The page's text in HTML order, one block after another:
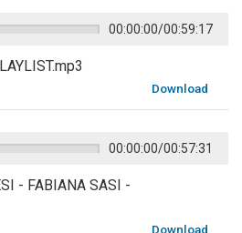
00:00:00/00:59:17
Download
00:00:00/00:57:31
- FABIANA SASI -
Download